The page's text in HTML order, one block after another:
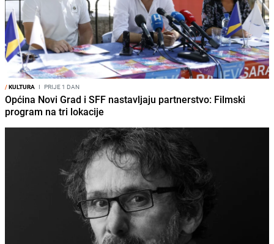
/KULTURA I PRIJE 1 DAN
Općina Novi Grad i SFF nastavljaju partnerstvo: Filmski
program na tri lokacije